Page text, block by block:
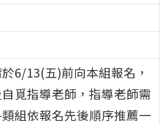
6/13(五)前向本組報名，
覓指導老師，指導老師需
組依報名先後順序推薦一